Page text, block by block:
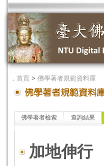
． 首頁 > 佛學著者規範資料庫
佛學著者檢索 查詢結果
加地伸行